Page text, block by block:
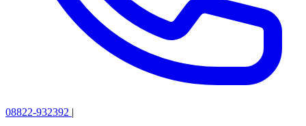
08822-932392 |